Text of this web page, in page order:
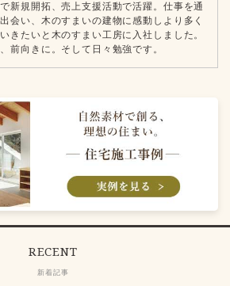
新規開拓、売上支援活動で活躍。仕事を通
会い、木のすまいの建物に感動しより多く
きたいと木のすまい工房に入社しました。
前向きに。そして日々勉強です。
RECENT
新着記事